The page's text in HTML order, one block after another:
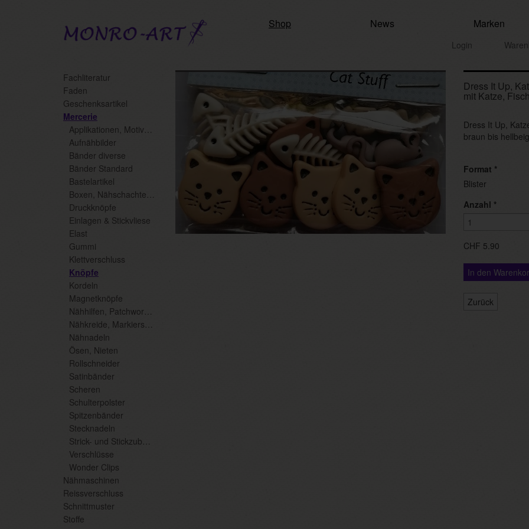
Shop News Marken
Login
Fachliteratur
Faden
Geschenksartikel
Mercerie
Applikationen, Motive, Flickstoffe
Aufnähbilder
Bänder diverse
Bänder Standard
Bastelartikel
Boxen, Nähschachteln, Displays
Druckknöpfe
Einlagen & Stickvliese
Elast
Gummi
Klettverschluss
Knöpfe
Kordeln
Magnetknöpfe
Nähhilfen, Patchwork, diverse Mercerie
Nähkreide, Markierstifte
Nähnadeln
Ösen, Nieten
Rollschneider
Satinbänder
Scheren
Schulterpolster
Spitzenbänder
Stecknadeln
Strick- und Stickzubehör
Verschlüsse
Wonder Clips
Nähmaschinen
Reissverschluss
Schnittmuster
Stoffe
Dress It Up,
mit Katze,
Dress It Up,
braun bis
Format *
Blister
Anzahl *
CHF 5.90
In den
Zurück